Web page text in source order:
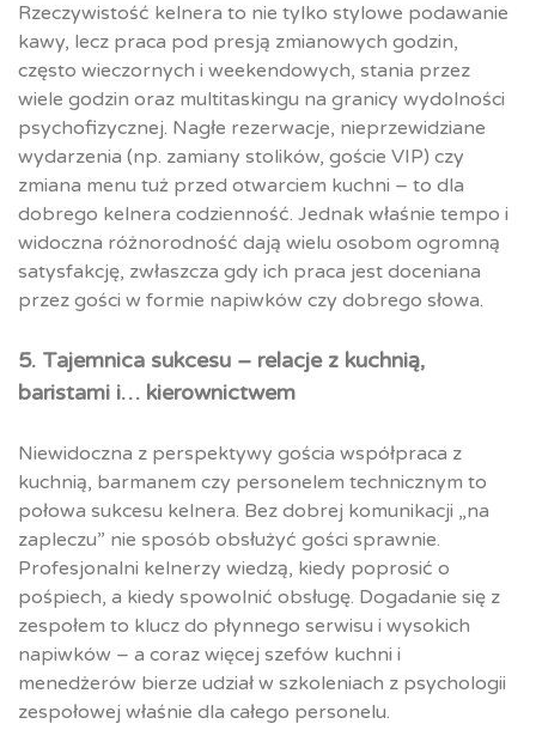
Rzeczywistość kelnera to nie tylko stylowe podawanie
kawy, lecz praca pod presją zmianowych godzin,
często wieczornych i weekendowych, stania przez
wiele godzin oraz multitaskingu na granicy wydolności
psychofizycznej. Nagłe rezerwacje, nieprzewidziane
wydarzenia (np. zamiany stolików, goście VIP) czy
zmiana menu tuż przed otwarciem kuchni – to dla
dobrego kelnera codzienność. Jednak właśnie tempo i
widoczna różnorodność dają wielu osobom ogromną
satysfakcję, zwłaszcza gdy ich praca jest doceniana
przez gości w formie napiwków czy dobrego słowa.
5. Tajemnica sukcesu – relacje z kuchnią,
baristami i… kierownictwem
Niewidoczna z perspektywy gościa współpraca z
kuchnią, barmanem czy personelem technicznym to
połowa sukcesu kelnera. Bez dobrej komunikacji „na
zapleczu” nie sposób obsłużyć gości sprawnie.
Profesjonalni kelnerzy wiedzą, kiedy poprosić o
pośpiech, a kiedy spowolnić obsługę. Dogadanie się z
zespołem to klucz do płynnego serwisu i wysokich
napiwków – a coraz więcej szefów kuchni i
menedżerów bierze udział w szkoleniach z psychologii
zespołowej właśnie dla całego personelu.